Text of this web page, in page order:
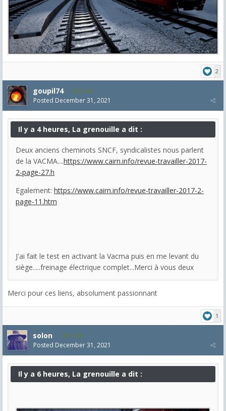
2
goupil74 2,545
Posted December 31, 2021
Il y a 4 heures, La grenouille a dit :
Deux anciens cheminots SNCF, syndicalistes nous parlent
de la VACMA....https://www.cairn.info/revue-travailler-2017-
2-page-27.h
Egalement: https://www.cairn.info/revue-travailler-2017-2-
page-11.htm
J'ai fait le test en activant la Vacma puis en me levant du
siège.....freinage électrique complet...Merci à vous deux
Merci pour ces liens, absolument passionnant
1
solon 1,548
Posted December 31, 2021
Il y a 6 heures, La grenouille a dit :